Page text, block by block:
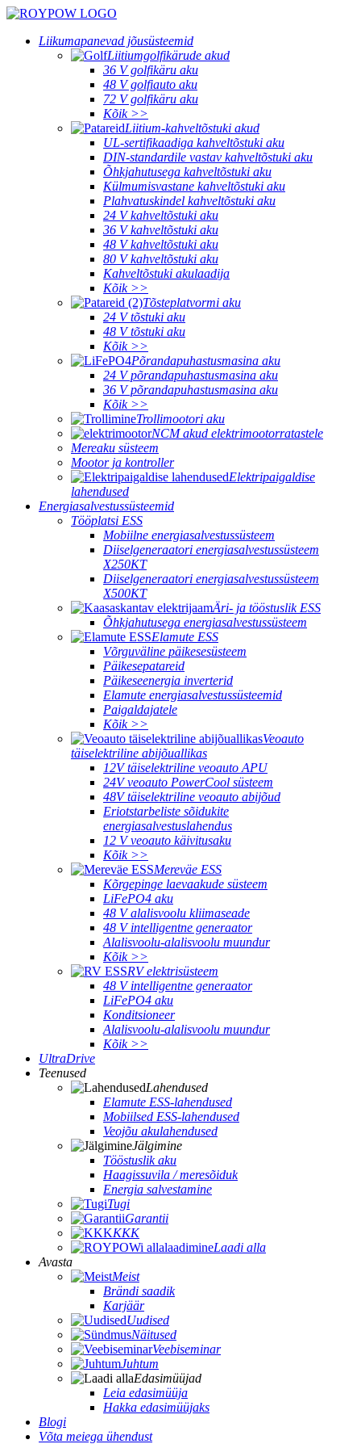
Liikumapanevad jõusüsteemid
Liitiumgolfikärude akud
36 V golfikäru aku
48 V golfiauto aku
72 V golfikäru aku
Kõik >>
Liitium-kahveltõstuki akud
UL-sertifikaadiga kahveltõstuki aku
DIN-standardile vastav kahveltõstuki aku
Õhkjahutusega kahveltõstuki aku
Külmumisvastane kahveltõstuki aku
Plahvatuskindel kahveltõstuki aku
24 V kahveltõstuki aku
36 V kahveltõstuki aku
48 V kahveltõstuki aku
80 V kahveltõstuki aku
Kahveltõstuki akulaadija
Kõik >>
Tõsteplatvormi aku
24 V tõstuki aku
48 V tõstuki aku
Kõik >>
Põrandapuhastusmasina aku
24 V põrandapuhastusmasina aku
36 V põrandapuhastusmasina aku
Kõik >>
Trollimootori aku
NCM akud elektrimootorratastele
Mereaku süsteem
Mootor ja kontroller
Elektripaigaldise
lahendused
Energiasalvestussüsteemid
Tööplatsi ESS
Mobiilne energiasalvestussüsteem
Diiselgeneraatori energiasalvestussüsteem
X250KT
Diiselgeneraatori energiasalvestussüsteem
X500KT
Äri- ja tööstuslik ESS
Õhkjahutusega energiasalvestussüsteem
Elamute ESS
Võrguväline päikesesüsteem
Päikesepatareid
Päikeseenergia inverterid
Elamute energiasalvestussüsteemid
Paigaldajatele
Kõik >>
Veoauto
täiselektriline abijõuallikas
12V täiselektriline veoauto APU
24V veoauto PowerCool süsteem
48V täiselektriline veoauto abijõud
Eriotstarbeliste sõidukite
energiasalvestuslahendus
12 V veoauto käivitusaku
Kõik >>
Mereväe ESS
Kõrgepinge laevaakude süsteem
LiFePO4 aku
48 V alalisvoolu kliimaseade
48 V intelligentne generaator
Alalisvoolu-alalisvoolu muundur
Kõik >>
RV elektrisüsteem
48 V intelligentne generaator
LiFePO4 aku
Konditsioneer
Alalisvoolu-alalisvoolu muundur
Kõik >>
UltraDrive
Teenused
Lahendused
Elamute ESS-lahendused
Mobiilsed ESS-lahendused
Veojõu akulahendused
Jälgimine
Tööstuslik aku
Haagissuvila / meresõiduk
Energia salvestamine
Tugi
Garantii
KKK
Laadi alla
Avasta
Meist
Brändi saadik
Karjäär
Uudised
Näitused
Veebiseminar
Juhtum
Edasimüüjad
Leia edasimüüja
Hakka edasimüüjaks
Blogi
Võta meiega ühendust